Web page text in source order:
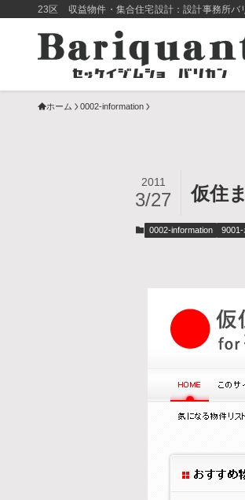
23区 収益物件・集合住宅設計：設計事務所バ
ホーム 0002-information
仮住
2011
3/27
0002-information